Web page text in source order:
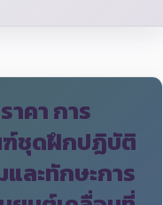
าคา การ
ฑ์ชุดฝึกปฏิบัติ
ละทักษะการ